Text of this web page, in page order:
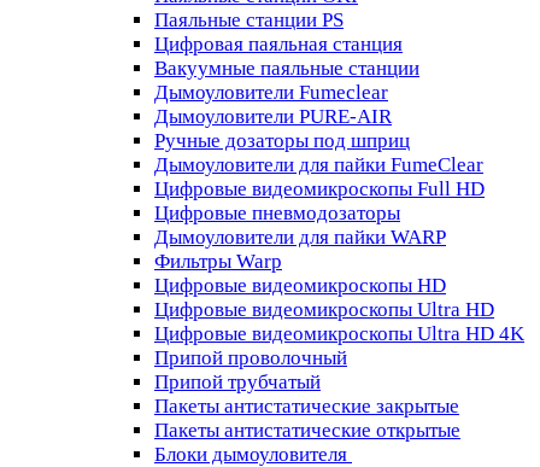
Паяльные станции PS
Цифровая паяльная станция
Вакуумные паяльные станции
Дымоуловители Fumeclear
Дымоуловители PURE-AIR
Ручные дозаторы под шприц
Дымоуловители для пайки FumeClear
Цифровые видеомикроскопы Full HD
Цифровые пневмодозаторы
Дымоуловители для пайки WARP
Фильтры Warp
Цифровые видеомикроскопы HD
Цифровые видеомикроскопы Ultra HD
Цифровые видеомикроскопы Ultra HD 4K
Припой проволочный
Припой трубчатый
Пакеты антистатические закрытые
Пакеты антистатические открытые
Блоки дымоуловителя